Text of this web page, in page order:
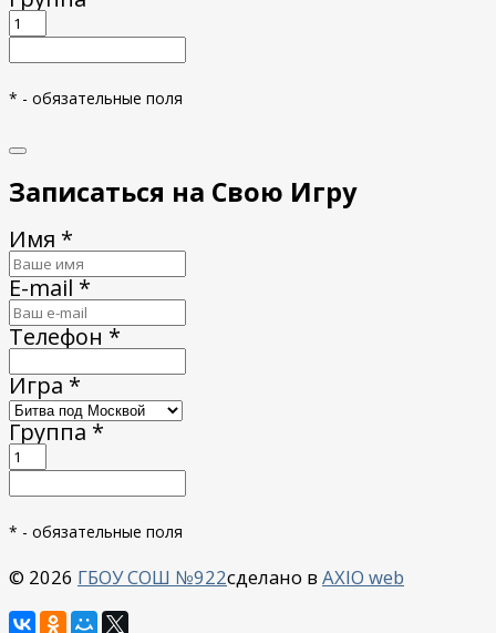
* - обязательные поля
Записаться на Свою Игру
Имя *
E-mail *
Телефон *
Игра *
Группа *
* - обязательные поля
© 2026 ГБОУ СОШ №922сделано в AXIO web